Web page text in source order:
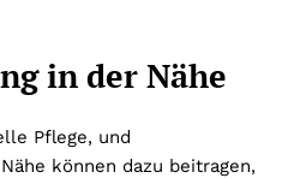
in der Nähe
Pflege, und
können dazu beitragen,